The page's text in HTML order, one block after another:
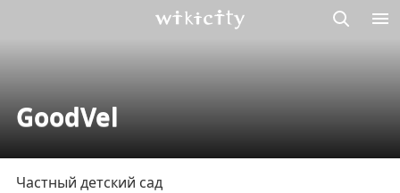
GoodVel
Частный детский сад